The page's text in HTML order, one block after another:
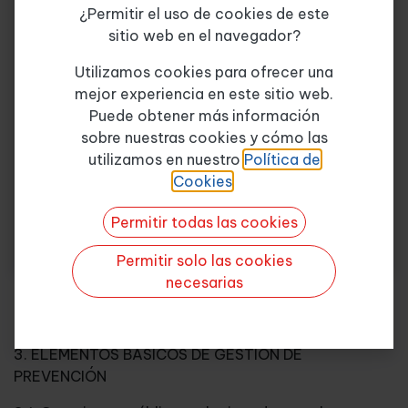
2. RIESGOS GENERALES Y ESPECÍFICOS,
2.1. Riesgos ligados a las condiciones de seguridad
2.2. Riesgos ligados al medio ambiente de trabajo
2.3. La carga de trabajo, la fatiga y la insatisfacción
2.4. Sistemas elementales de control y evaluación
de riesgos
2.5. Planes de emergencia y evacuación
3. ELEMENTOS BÁSICOS DE GESTIÓN DE
PREVENCIÓN
Quiero más info
¿Permitir el uso de cookies de este
sitio web en el navegador?
Utilizamos cookies para ofrecer una
mejor experiencia en este sitio web.
Puede obtener más información
sobre nuestras cookies y cómo las
utilizamos en nuestro Política de
Cookies.
Permitir todas las cookies
Permitir solo las cookies
necesarias